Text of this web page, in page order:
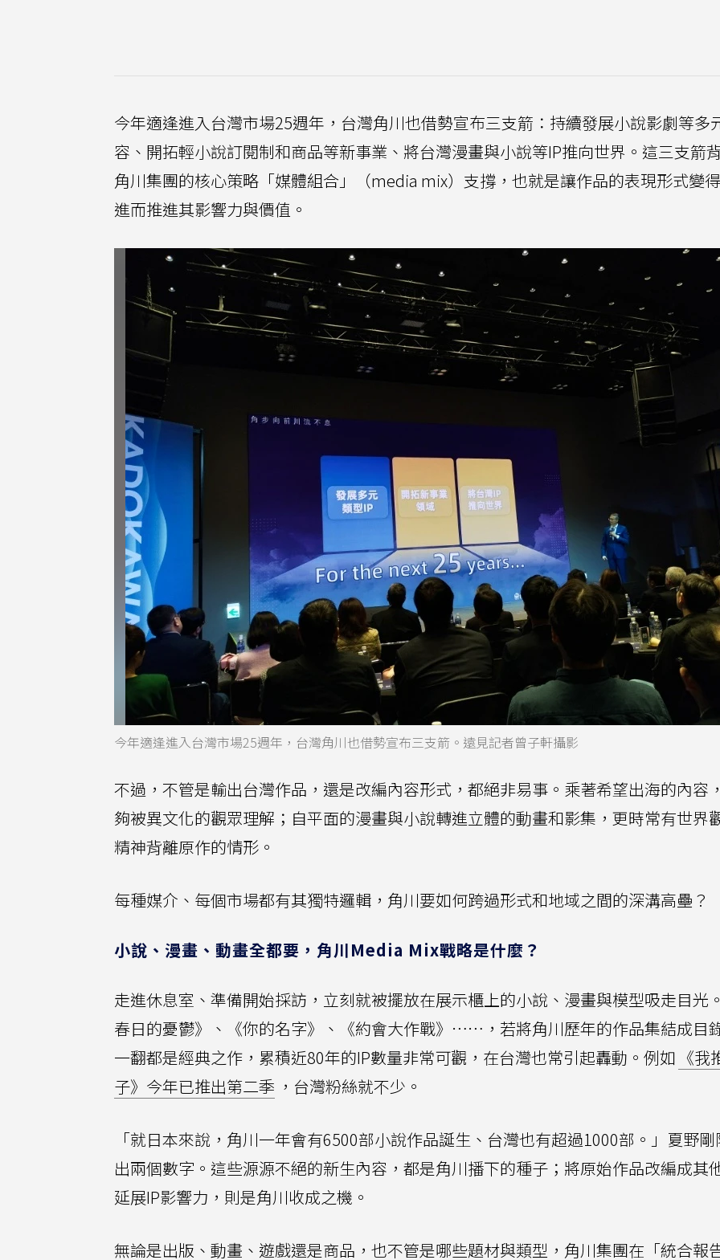
今年適逢進入台灣市場25週年，台灣角川也借勢宣布三支箭：持續發展小說影劇等多
容、開拓輕小說訂閱制和商品等新事業、將台灣漫畫與小說等IP推向世界。這三支箭
角川集團的核心策略「媒體組合」（media mix）支撐，也就是讓作品的表現形式變
進而推進其影響力與價值。
今年適逢進入台灣市場25週年，台灣角川也借勢宣布三支箭。遠見記者曾子軒攝影
不過，不管是輸出台灣作品，還是改編內容形式，都絕非易事。乘著希望出海的內容
夠被異文化的觀眾理解；自平面的漫畫與小說轉進立體的動畫和影集，更時常有世界
精神背離原作的情形。
每種媒介、每個市場都有其獨特邏輯，角川要如何跨過形式和地域之間的深溝高壘？
小說、漫畫、動畫全都要，角川Media Mix戰略是什麼？
走進休息室、準備開始採訪，立刻就被擺放在展示櫃上的小說、漫畫與模型吸走目光
春日的憂鬱》、《你的名字》、《約會大作戰》⋯⋯，若將角川歷年的作品集結成目
一翻都是經典之作，累積近80年的IP數量非常可觀，在台灣也常引起轟動。例如 《我
子》今年已推出第二季 ，台灣粉絲就不少。
「就日本來說，角川一年會有6500部小說作品誕生、台灣也有超過1000部。」夏野
出兩個數字。這些源源不絕的新生內容，都是角川播下的種子；將原始作品改編成其
延展IP影響力，則是角川收成之機。
無論是出版、動畫、遊戲還是商品，也不管是哪些題材與類型，角川集團在「統合報